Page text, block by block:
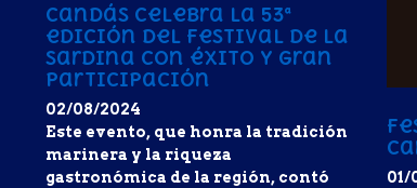
Candás celebra la 53ª
edición del Festival de la
Sardina con éxito y gran
participación
02/08/2024
Este evento, que honra la tradición
marinera y la riqueza
gastronómica de la región, contó
01/